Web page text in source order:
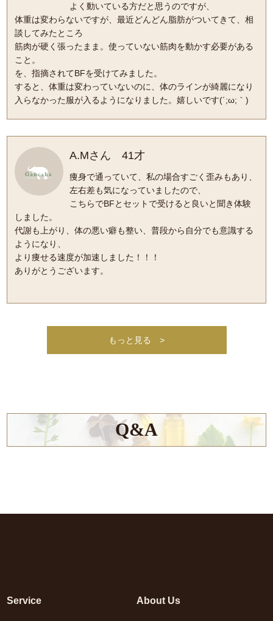
よく動いている方だと思うのですが、
体重は変わらないですが、最近どんどん脂肪がついてきて、相
談してみたところ
筋肉が硬く張ったまま。使っていない筋肉を動かす必要がある
こと。
を、指摘されてBFを受けてみました。
すると、体重は変わっていないのに、体のラインが綺麗になり
入らなかった服が入るようになりました。嬉しいです(´;ω;｀)
A.Mさん 41才
痩身で通っていて、私の場合すごく歪みもあり、
左右差も気になっていましたので、
こちらでBFとセットで受けると良いと聞き体験
しました。
代謝も上がり、体の悪い癖も整い、普段から自分でも意識する
ようになり、
より痩せる速度が加速しました！！！
ありがとうございます。
もっと見る >
Q&A
Service About Us